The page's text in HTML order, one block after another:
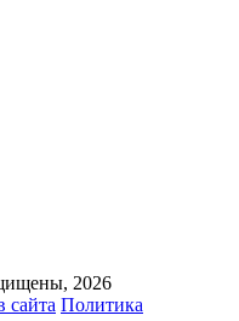
2026
сайта Политика